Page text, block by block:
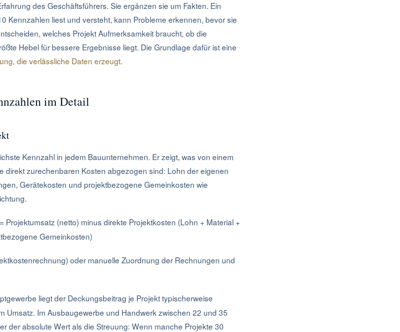
des Geschäftsführers. Sie ergänzen sie um Fakten. Ein
Kennzahlen liest und versteht, kann Probleme erkennen, bevor sie
welches Projekt Aufmerksamkeit braucht, ob die
Hebel für bessere Ergebnisse liegt. Die Grundlage dafür ist eine
die verlässliche Daten erzeugt.
im Detail
Kennzahl in jedem Bauunternehmen. Er zeigt, was von einem
direkt zurechenbaren Kosten abgezogen sind: Lohn der eigenen
Gerätekosten und projektbezogene Gemeinkosten wie
Projektumsatz (netto) minus direkte Projektkosten (Lohn + Material +
Gemeinkosten)
oder manuelle Zuordnung der Rechnungen und
liegt der Deckungsbeitrag je Projekt typischerweise
Umsatz. Im Ausbaugewerbe und Handwerk zwischen 22 und 35
der absolute Wert als die Streuung: Wenn manche Projekte 30